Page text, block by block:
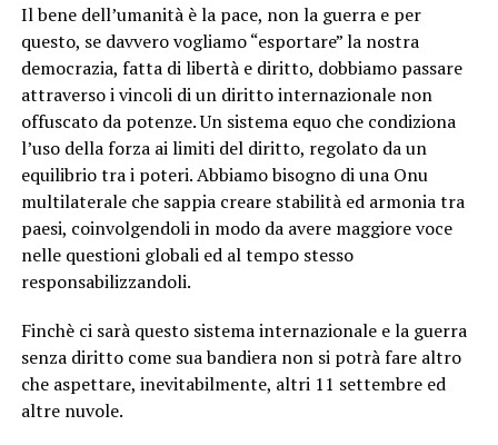
Il bene dell’umanità è la pace, non la guerra e per
questo, se davvero vogliamo “esportare” la nostra
democrazia, fatta di libertà e diritto, dobbiamo passare
attraverso i vincoli di un diritto internazionale non
offuscato da potenze. Un sistema equo che condiziona
l’uso della forza ai limiti del diritto, regolato da un
equilibrio tra i poteri. Abbiamo bisogno di una Onu
multilaterale che sappia creare stabilità ed armonia tra
paesi, coinvolgendoli in modo da avere maggiore voce
nelle questioni globali ed al tempo stesso
responsabilizzandoli.
Finchè ci sarà questo sistema internazionale e la guerra
senza diritto come sua bandiera non si potrà fare altro
che aspettare, inevitabilmente, altri 11 settembre ed
altre nuvole.